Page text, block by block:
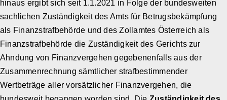
hinaus ergibt sich seit 1.1.2021 in Folge der bundesweiten
sachlichen Zuständigkeit des Amts für Betrugsbekämpfung
als Finanzstrafbehörde und des Zollamtes Österreich als
Finanzstrafbehörde die Zuständigkeit des Gerichts zur
Ahndung von Finanzvergehen gegebenenfalls aus der
Zusammenrechnung sämtlicher strafbestimmender
Wertbeträge aller vorsätzlicher Finanzvergehen, die